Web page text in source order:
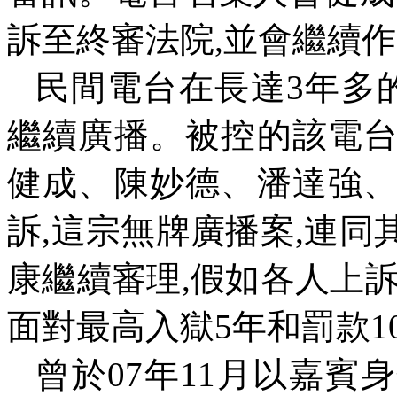
訴至終審法院,並會繼續
民間電台在長達3年多
繼續廣播。被控的該電
健成、陳妙德、潘達強
訴,這宗無牌廣播案,連同
康繼續審理,假如各人上
面對最高入獄5年和罰款
曾於07年11 月以嘉賓